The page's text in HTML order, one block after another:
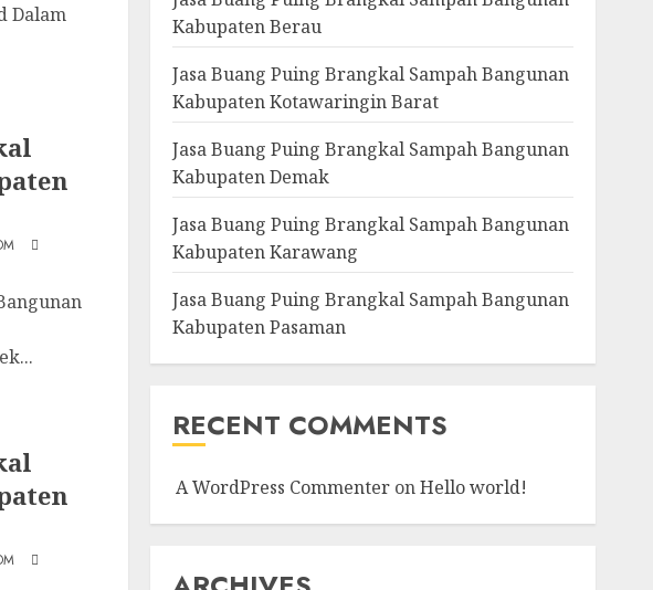
Dalam
Kabupaten Berau
Jasa Buang Puing Brangkal Sampah Bangunan
Kabupaten Kotawaringin Barat
Jasa Buang Puing Brangkal Sampah Bangunan
Kabupaten Demak
Jasa Buang Puing Brangkal Sampah Bangunan
Kabupaten Karawang
Jasa Buang Puing Brangkal Sampah Bangunan
Kabupaten Pasaman
RECENT COMMENTS
A WordPress CommenteronHello world!